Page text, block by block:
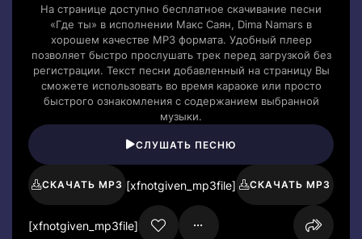
На странице доступно бесплатное скачивание песни
«Где ты» в исполнении Макс Саян, Dima Namars в
хорошем качестве MP3 формата. Удобный плеер
позволяет быстро прослушать трек перед загрузкой без
регистрации. Текст песни добавленный на страницу Вы
сможете использовать во время караоке или просто
быстрого ознакомления с содержанием выбранной
музыки.
СЛУШАТЬ ПЕСНЮ
СКАЧАТЬ MP3 [xfnotgiven_mp3file] СКАЧАТЬ MP3
[xfnotgiven_mp3file]